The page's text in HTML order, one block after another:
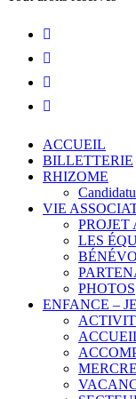
ACCUEIL
BILLETTERIE
RHIZOME
VIE
PROJET
LES
PHOTOS
ENFANCE –